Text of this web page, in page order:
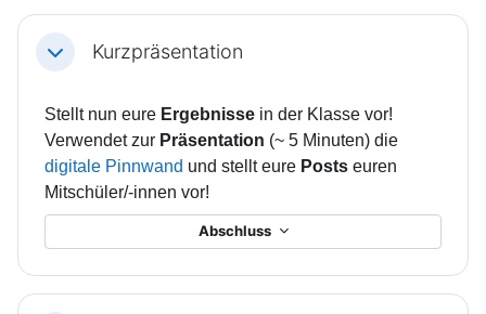
EinklappenKurzpräsentation
Abschluss
Stellt nun eure Ergebnisse in der Klasse vor!
Verwendet zur Präsentation (~ 5 Minuten) die
digitale Pinnwand und stellt eure Posts euren
Mitschüler/-innen vor!